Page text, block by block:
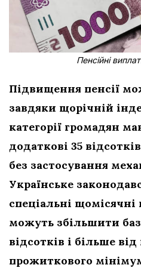
Пенсійні
Підвищення пенсії
завдяки щорічній
категорії громадян
додаткові 35
без застосування
Українське
спеціальні щомісячні
можуть збільшити
відсотків і більше
прожиткового